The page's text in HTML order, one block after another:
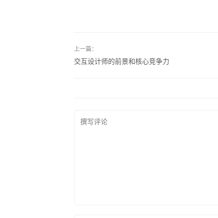
上一篇：
交互设计师的前景和核心竞争力